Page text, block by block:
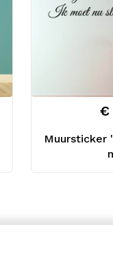
Muursticker
€